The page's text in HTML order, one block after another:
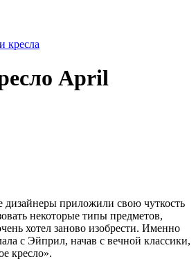
кресла
April
дизайнеры приложили свою чуткость
некоторые типы предметов,
хотел заново изобрести. Именно
с Эйприл, начав с вечной классики,
кресло».